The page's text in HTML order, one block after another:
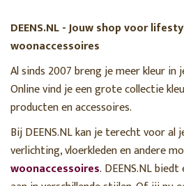
DEENS.NL - Jouw shop voor
woonaccessoires
Al sinds 2007 breng je meer kleur in
Online vind je een grote collectie
producten en accessoires.
Bij DEENS.NL kan je terecht voor al
verlichting, vloerkleden en andere
woonaccessoires. DEENS.NL